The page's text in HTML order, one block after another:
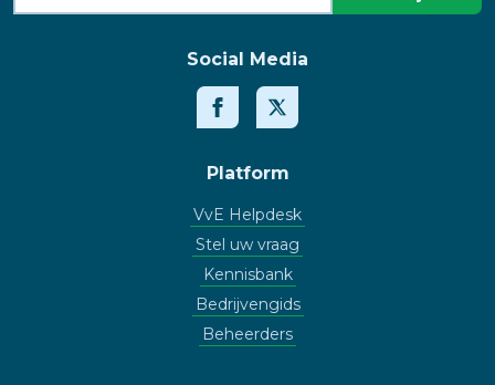
Social Media
Platform
VvE Helpdesk
Stel uw vraag
Kennisbank
Bedrijvengids
Beheerders